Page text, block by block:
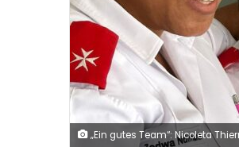
„Ein gutes Team“: Nicoleta